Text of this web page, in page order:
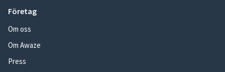
Företag
Om oss
Om Awaze
Press